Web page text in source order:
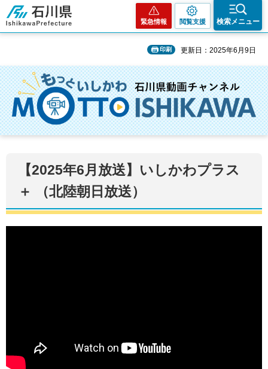
石川県
緊急情報 閲覧支援 検索メニュー
印刷 更新日：2025年6月9日
【2025年6月放送】いしかわプラス
＋ （北陸朝日放送）